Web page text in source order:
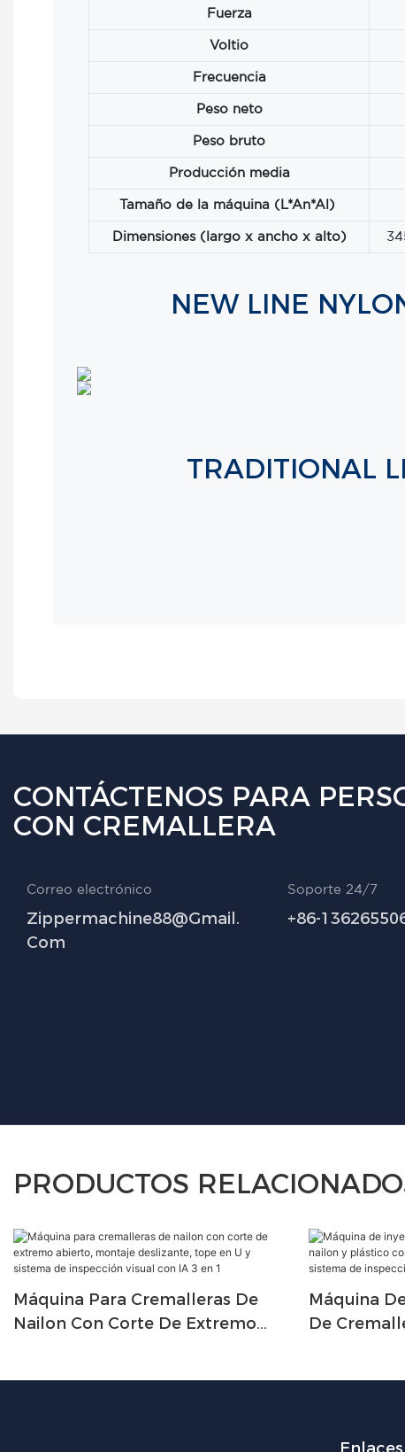
Fuerza
Voltio
Frecuencia
Peso neto
Peso bruto
Producción media
Tamaño de la máquina (L*An*Al)
Dimensiones (largo x ancho x alto)
NEW LINE
TRADITIONAL
CONTÁCTENOS PARA
CON CREMALLERA
Correo electrónico
Zippermachine88@gmail.
Com
Soporte 24/7
+86-
PRODUCTOS
Máquina Para Cremalleras De
Nailon Con Corte De Extremo
Máquina
De